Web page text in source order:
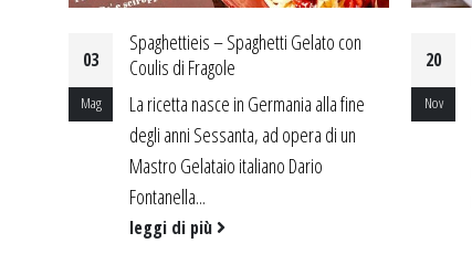
20
Nov
Pavlova Cake con gelato e frutti di bosco
La torta Pavlova è una torta
particolarmente elegante e
scenografica. Fu dedicata alla ballerina
russa Anna Matveyevna Pavlova ed...
leggi di più
24
Mag